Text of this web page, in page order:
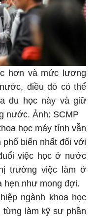
hơn và mức lương
điều đó có thể
du học này và giữ
nước. Ảnh: SCMP
học máy tính vẫn
phổ biến nhất đối với
việc học ở nước
trường việc làm ở
hẹn như mong đợi.
ngành khoa học
làm kỹ sư phần